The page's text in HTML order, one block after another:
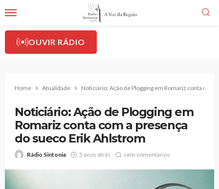
OUVIR RÁDIO
Home Atualidade Noticiário: Ação de Plogging em Romariz conta com
Noticiário: Ação de Plogging em
Romariz conta com a presença
do sueco Erik Ahlstrom
Rádio Sintonia 5 anos atrás sem comentários